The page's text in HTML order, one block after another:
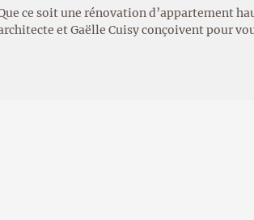
ce soit une rénovation d’appartement
et Gaëlle Cuisy conçoivent pour